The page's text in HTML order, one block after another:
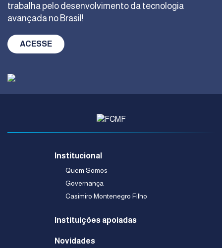
Montenegro Filho. Faça parte de um time que
trabalha pelo desenvolvimento da tecnologia
ACESSE
Institucional
Quem Somos
Governança